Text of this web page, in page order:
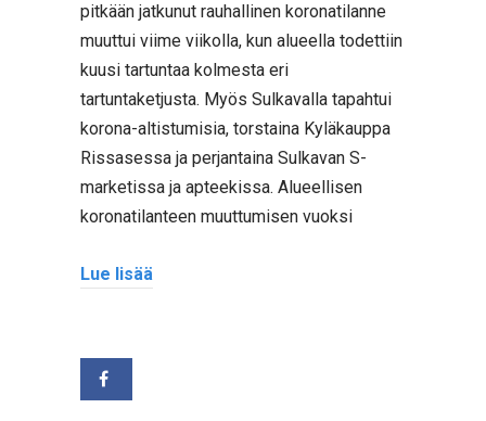
pitkään jatkunut rauhallinen koronatilanne
muuttui viime viikolla, kun alueella todettiin
kuusi tartuntaa kolmesta eri
tartuntaketjusta. Myös Sulkavalla tapahtui
korona-altistumisia, torstaina Kyläkauppa
Rissasessa ja perjantaina Sulkavan S-
marketissa ja apteekissa. Alueellisen
koronatilanteen muuttumisen vuoksi
Lue lisää